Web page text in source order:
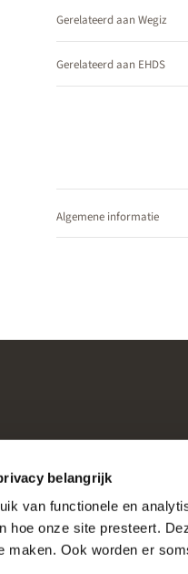
belangrijk
van functionele en
hoe onze site presteert.
maken. Ook worden er
Gerelateerd aan Wegiz
Gerelateerd aan EHDS
Algemene informatie
Consultaties